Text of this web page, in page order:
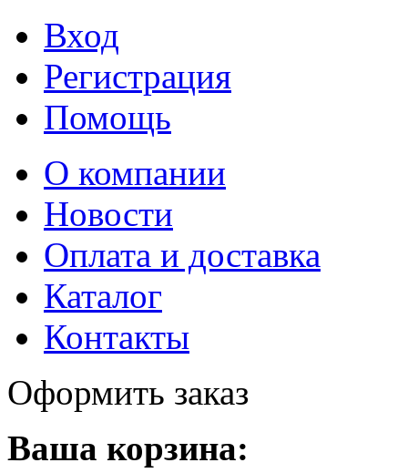
Вход
Регистрация
Помощь
О компании
Новости
Оплата и доставка
Каталог
Контакты
Оформить заказ
Ваша корзина: